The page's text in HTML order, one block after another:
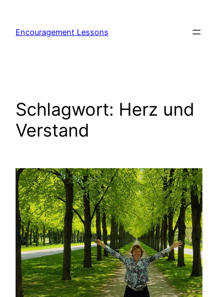
Encouragement Lessons
Schlagwort: Herz und
Verstand